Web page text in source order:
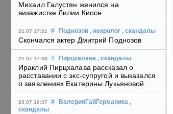
Михаил Галустян женился на
визажистке Лилии Киосе
21.07 17:21 # Поднозов , некролог , скандалы
Скончался актер Дмитрий Поднозов
21.07 17:03 # Пирцхалава , скандалы
Ираклий Пирцхалава рассказал о
расставании с экс-супругой и выказался
о заявлениях Екатерины Лукьяновой
20.07 16:37 # ВалерияГайГерманика ,
скандалы